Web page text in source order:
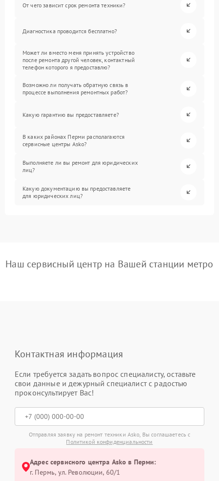
От чего зависит срок ремонта техники?
Диагностика проводится бесплатно?
Может ли вместо меня принять устройство
после ремонта другой человек, контактный
телефон которого я предоставлю?
Возможно ли получать обратную связь в
процессе выполнения ремонтных работ?
Какую гарантию вы предоставляете?
В каких районах Перми располагаются
сервисные центры Asko?
Выполняете ли вы ремонт для юридических
лиц?
Какую документацию вы предоставляете
для юридических лиц?
Наш сервисный центр на Вашей станции метро
Контактная информация
Если требуется задать вопрос специалисту, оставьте
свои данные и дежурный специалист с радостью
проконсультирует Вас!
Отправляя заявку на ремонт техники Asko, Вы соглашаетесь с
Политикой конфиденциальности
Адрес сервисного центра Asko в Перми:
г. Пермь, ул. ​Революции, 60/1